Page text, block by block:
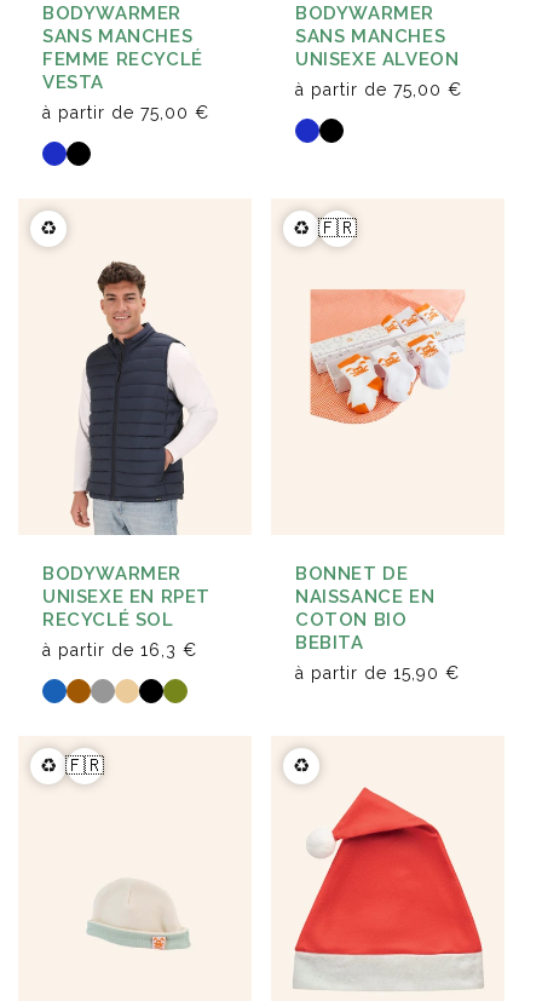
BODYWARMER
SANS MANCHES
FEMME RECYCLÉ
VESTA
à partir de 75,00 €
BODYWARMER
SANS MANCHES
UNISEXE ALVEON
à partir de 75,00 €
♻️
BODYWARMER
UNISEXE EN RPET
RECYCLÉ SOL
à partir de 16,3 €
♻️ 🇫🇷
BONNET DE
NAISSANCE EN
COTON BIO
BEBITA
à partir de 15,90 €
♻️ 🇫🇷 ♻️